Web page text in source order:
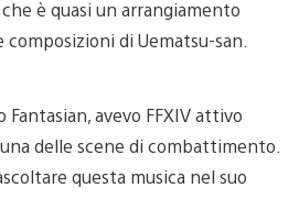
è quasi un arrangiamento
di Uematsu-san.
avevo FFXIV attivo
delle scene di combattimento.
questa musica nel suo